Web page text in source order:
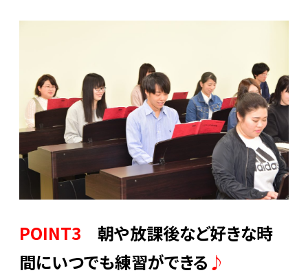
POINT3 朝や放課後など好きな時
間にいつでも練習ができる ♪